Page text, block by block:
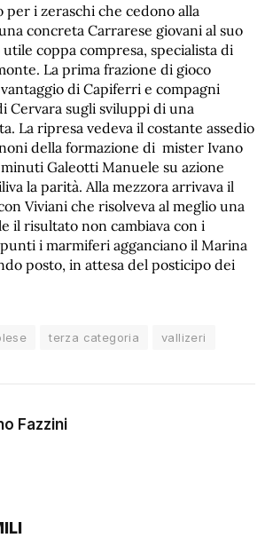
per i zeraschi che cedono alla
concreta Carrarese giovani al suo
coppa compresa, specialista di
La prima frazione di gioco
di Capiferri e compagni
Cervara sugli sviluppi di una
La ripresa vedeva il costante assedio
della formazione di mister Ivano
Galeotti Manuele su azione
la parità. Alla mezzora arrivava il
Viviani che risolveva al meglio una
il risultato non cambiava con i
i marmiferi agganciano il Marina
posto, in attesa del posticipo dei
terza categoria vallizeri
Fazzini